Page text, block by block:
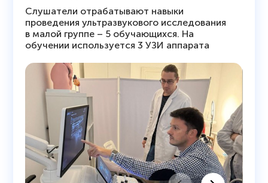
Слушатели отрабатывают навыки
проведения ультразвукового исследования
в малой группе – 5 обучающихся. На
обучении используется 3 УЗИ аппарата